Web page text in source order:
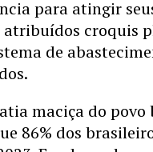
para atingir
croquis
de
maciça do povo
86% dos